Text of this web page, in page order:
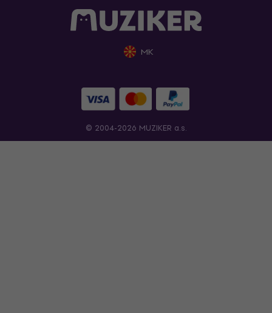
MK
© 2004-2026 MUZIKER a.s.